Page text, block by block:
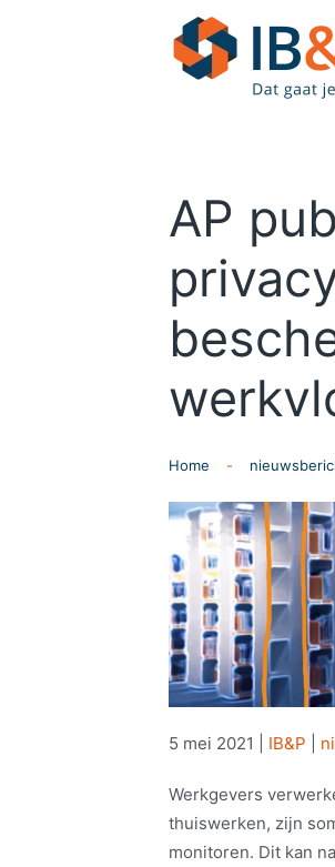
Skip to main content
AP
Home
5 mei 2021 IB&P
Werkgevers
thuiswerken, zijn
monitoren. Dit kan